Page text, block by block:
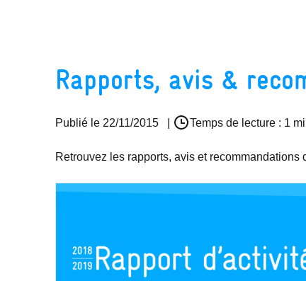
Rapports, avis &
Publié le 22/11/2015 Temps de lecture : 1
Retrouvez les rapports, avis et recommandations